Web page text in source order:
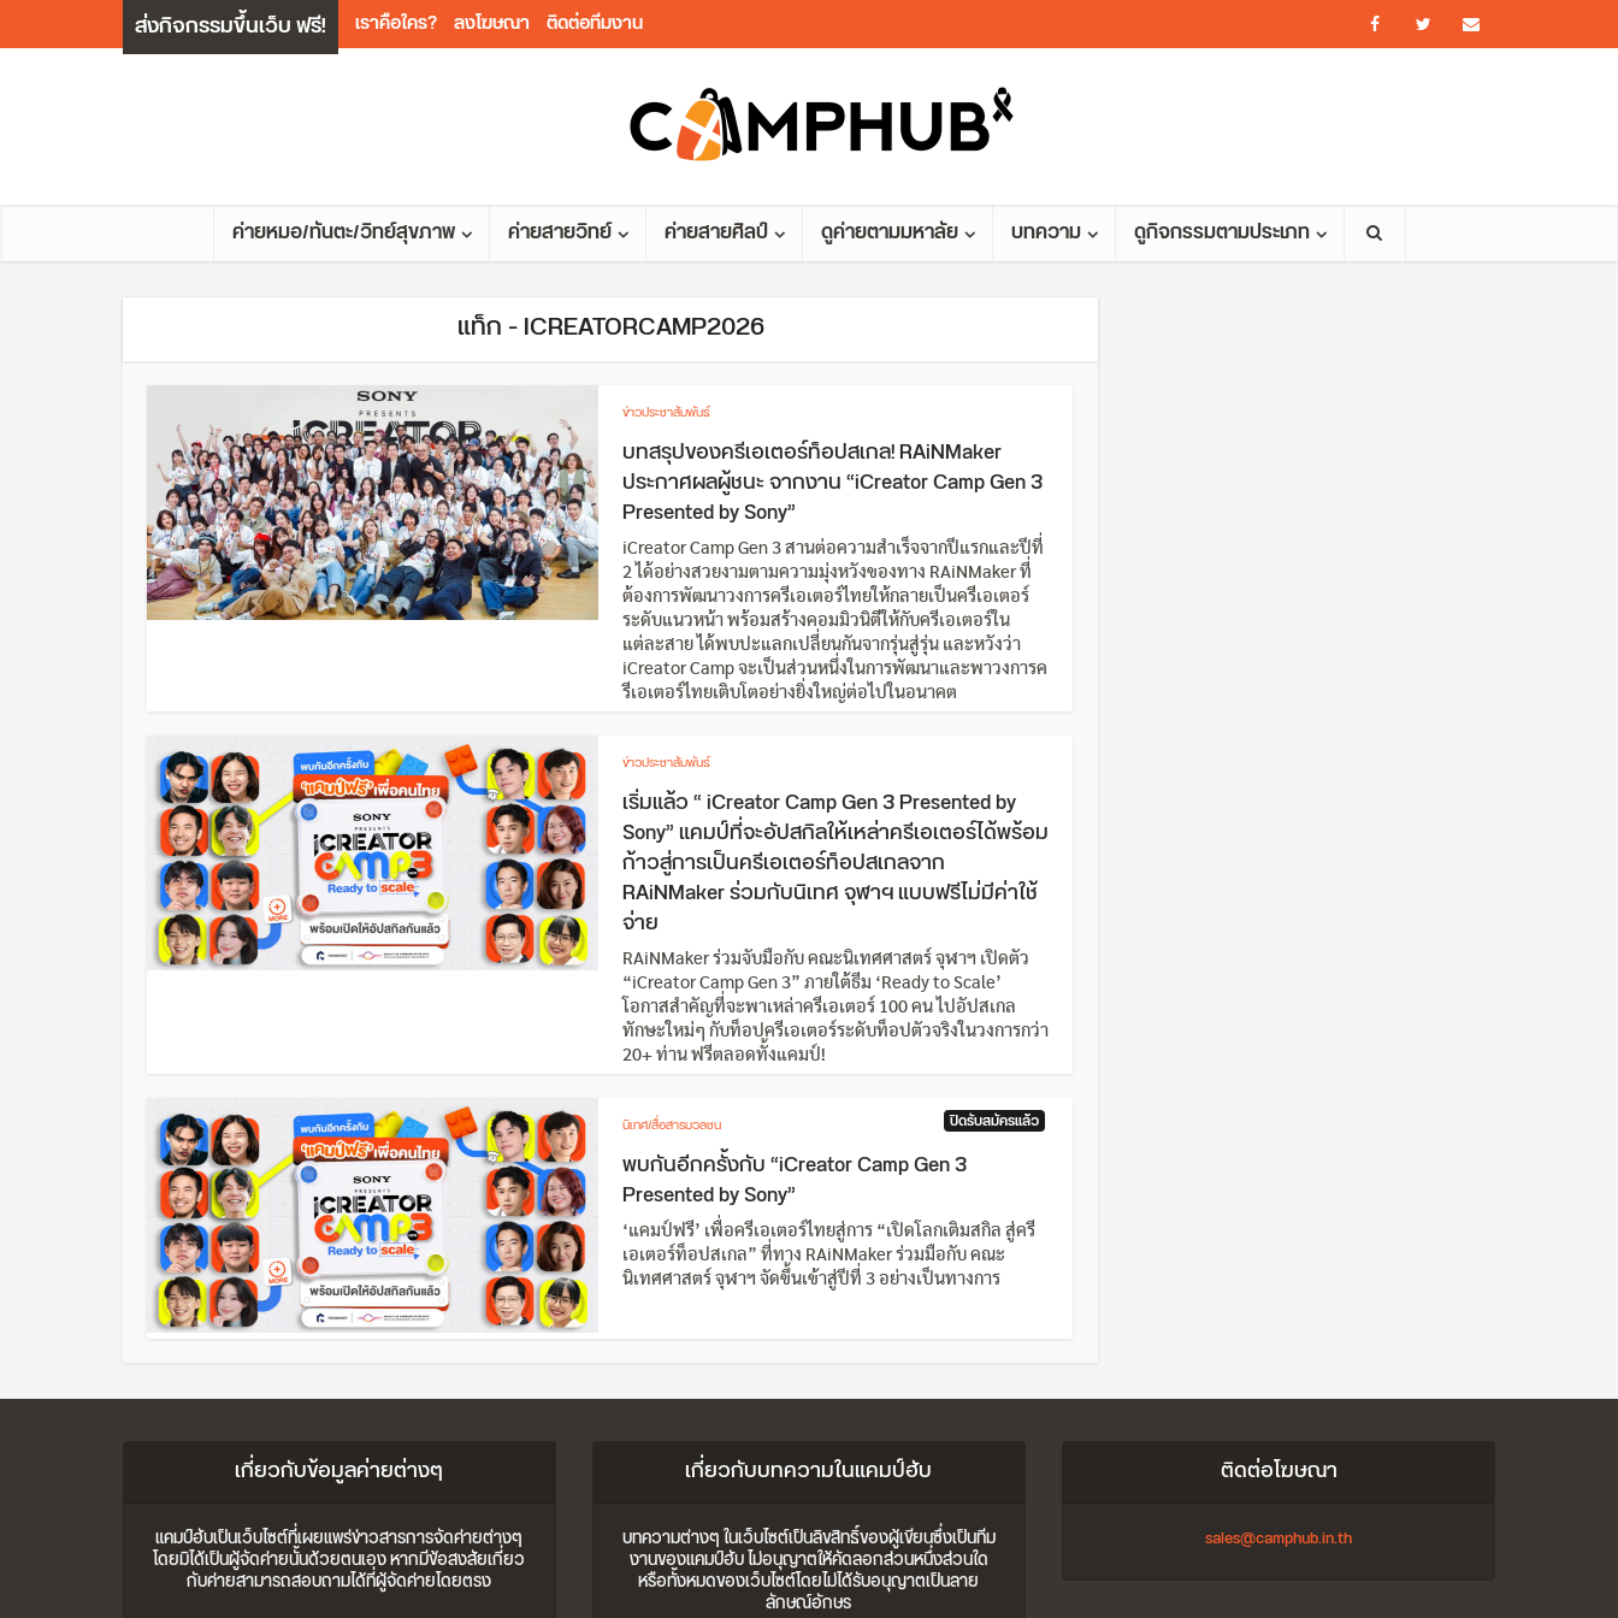
ส่งกิจกรรมขึ้นเว็บ ฟรี! เราคือใคร? ลงโฆษณา ติดต่อทีมงาน
ค่ายหมอ/ทันตะ/วิทย์สุขภาพ ค่ายสายวิทย์ ค่ายสายศิลป์ ดูค่ายตามมหาลัย บทความ ดูกิจกรรมตามประเภท
แท็ก - ICREATORCAMP2026
ข่าวประชาสัมพันธ์
บทสรุปของครีเอเตอร์ท็อปสเกล! RAiNMaker
ประกาศผลผู้ชนะ จากงาน “iCreator Camp Gen 3
Presented by Sony”
iCreator Camp Gen 3 สานต่อความสำเร็จจากปีแรกและปีที่
2 ได้อย่างสวยงามตามความมุ่งหวังของทาง RAiNMaker ที่
ต้องการพัฒนาวงการครีเอเตอร์ไทยให้กลายเป็นครีเอเตอร์
ระดับแนวหน้า พร้อมสร้างคอมมิวนิตีให้กับครีเอเตอร์ใน
แต่ละสาย ได้พบปะแลกเปลี่ยนกันจากรุ่นสู่รุ่น และหวังว่า
iCreator Camp จะเป็นส่วนหนึ่งในการพัฒนาและพาวงการค
รีเอเตอร์ไทยเติบโตอย่างยิ่งใหญ่ต่อไปในอนาคต
ข่าวประชาสัมพันธ์
เริ่มแล้ว “ iCreator Camp Gen 3 Presented by
Sony” แคมป์ที่จะอัปสกิลให้เหล่าครีเอเตอร์ได้พร้อม
ก้าวสู่การเป็นครีเอเตอร์ท็อปสเกลจาก
RAiNMaker ร่วมกับนิเทศ จุฬาฯ แบบฟรีไม่มีค่าใช้
จ่าย
RAiNMaker ร่วมจับมือกับ คณะนิเทศศาสตร์ จุฬาฯ เปิดตัว
“iCreator Camp Gen 3” ภายใต้ธีม ‘Ready to Scale’
โอกาสสำคัญที่จะพาเหล่าครีเอเตอร์ 100 คน ไปอัปสเกล
ทักษะใหม่ๆ กับท็อปครีเอเตอร์ระดับท็อปตัวจริงในวงการกว่า
20+ ท่าน ฟรีตลอดทั้งแคมป์!
นิเทศ/สื่อสารมวลชน ปิดรับสมัครแล้ว
พบกันอีกครั้งกับ “iCreator Camp Gen 3
Presented by Sony”
‘แคมป์ฟรี’ เพื่อครีเอเตอร์ไทยสู่การ “เปิดโลกเติมสกิล สู่ครี
เอเตอร์ท็อปสเกล” ที่ทาง RAiNMaker ร่วมมือกับ คณะ
นิเทศศาสตร์ จุฬาฯ จัดขึ้นเข้าสู่ปีที่ 3 อย่างเป็นทางการ
เกี่ยวกับข้อมูลค่ายต่างๆ
แคมป์ฮับเป็นเว็บไซต์ที่เผยแพร่ข่าวสารการจัดค่ายต่างๆ
โดยมิได้เป็นผู้จัดค่ายนั้นด้วยตนเอง หากมีข้อสงสัยเกี่ยว
กับค่ายสามารถสอบถามได้ที่ผู้จัดค่ายโดยตรง
เกี่ยวกับบทความในแคมป์ฮับ
บทความต่างๆ ในเว็บไซต์เป็นลิขสิทธิ์ของผู้เขียนซึ่งเป็นทีม
งานของแคมป์ฮับ ไม่อนุญาตให้คัดลอกส่วนหนึ่งส่วนใด
หรือทั้งหมดของเว็บไซต์โดยไม่ได้รับอนุญาตเป็นลาย
ลักษณ์อักษร
ติดต่อโฆษณา
sales@camphub.in.th